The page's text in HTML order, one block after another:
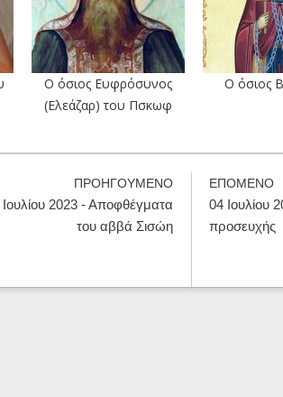
Ο όσιος Ευφρόσυνος
(Ελεάζαρ) του Πσκωφ
Ο όσιος
ΠΡΟΗΓΟΥΜΕΝΟ
2023 - Αποφθέγματα
του αββά Σισώη
ΕΠΟΜΕΝΟ
04 Ιουλίου
προσευχής